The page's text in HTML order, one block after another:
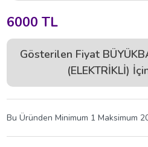
6000 TL
Gösterilen Fiyat
(ELEKTRİKLİ)
Bu Üründen Minimum 1 Maksimum